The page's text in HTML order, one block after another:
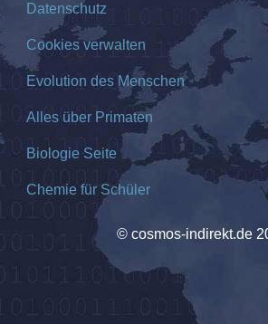
Datenschutz
Cookies verwalten
Evolution des Menschen
Alles über Primaten
Biologie Seite
Chemie für Schüler
© cosmos-indirekt.de